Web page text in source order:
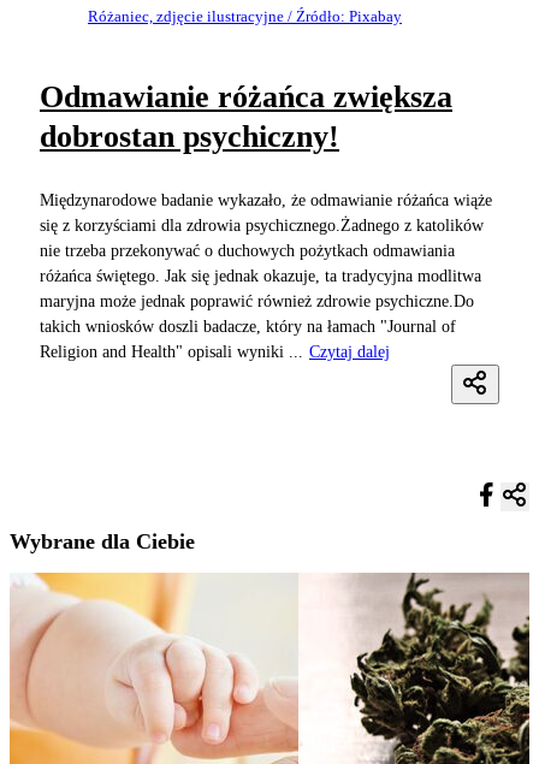
Różaniec, zdjęcie ilustracyjne / Źródło: Pixabay
Odmawianie różańca zwiększa
dobrostan psychiczny!
Międzynarodowe badanie wykazało, że odmawianie różańca wiąże
się z korzyściami dla zdrowia psychicznego.Żadnego z katolików
nie trzeba przekonywać o duchowych pożytkach odmawiania
różańca świętego. Jak się jednak okazuje, ta tradycyjna modlitwa
maryjna może jednak poprawić również zdrowie psychiczne.Do
takich wniosków doszli badacze, który na łamach "Journal of
Religion and Health" opisali wyniki ...
Czytaj dalej
Wybrane dla Ciebie